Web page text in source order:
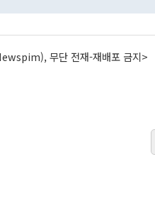
무단 전재-재배포 금지>